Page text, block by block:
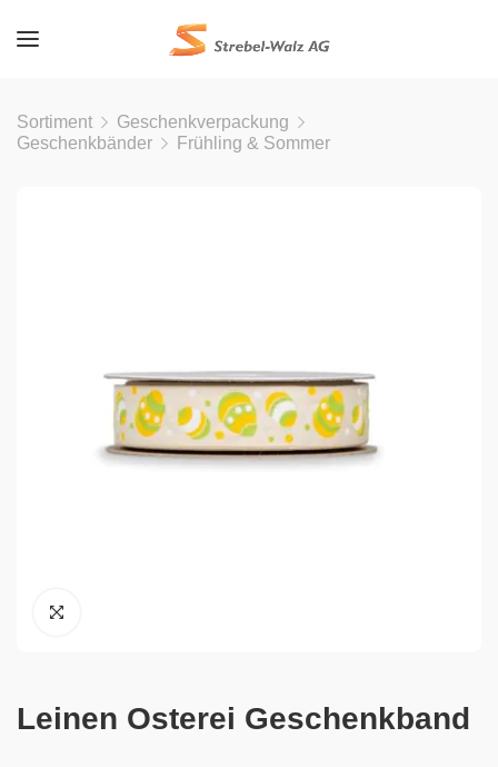
Sortiment
Geschenkverpackung
Geschenkbänder
Frühling & Sommer
Leinen Osterei Geschenkband